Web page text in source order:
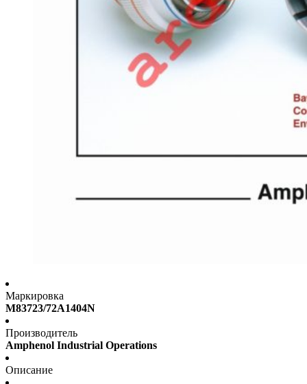
Маркировка
M83723/72A1404N
Производитель
Amphenol Industrial Operations
Описание